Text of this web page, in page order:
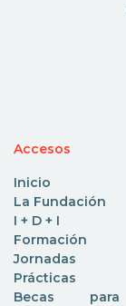
Accesos
Inicio
La Fundación
I + D + I
Formación
Jornadas
Prácticas
Becas para